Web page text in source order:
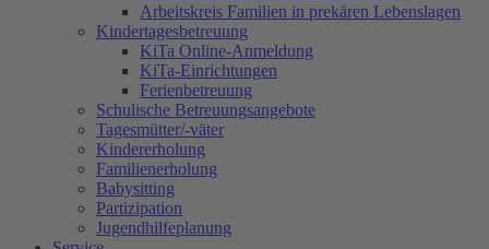
Arbeitskreis Familien in prekären Lebenslagen
Kindertagesbetreuung
KiTa Online-Anmeldung
KiTa-Einrichtungen
Ferienbetreuung
Schulische Betreuungsangebote
Tagesmütter/-väter
Kindererholung
Familienerholung
Babysitting
Partizipation
Jugendhilfeplanung